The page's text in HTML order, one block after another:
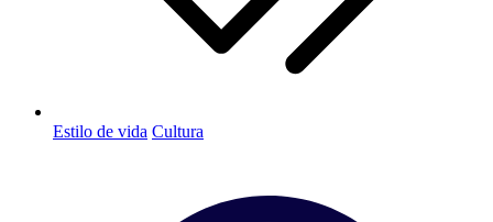
Estilo de vida Cultura